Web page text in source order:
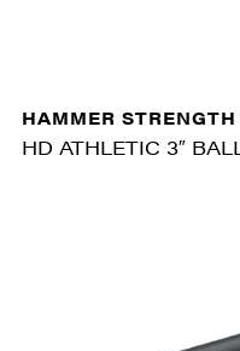
HAMMER STRENGTH
HD ATHLETIC 3″